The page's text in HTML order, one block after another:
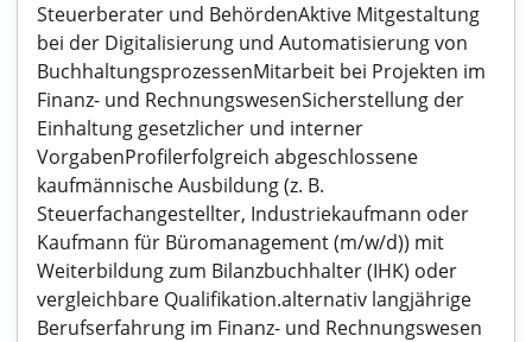
Steuerberater und BehördenAktive Mitgestaltung
bei der Digitalisierung und Automatisierung von
BuchhaltungsprozessenMitarbeit bei Projekten im
Finanz- und RechnungswesenSicherstellung der
Einhaltung gesetzlicher und interner
VorgabenProfilerfolgreich abgeschlossene
kaufmännische Ausbildung (z. B.
Steuerfachangestellter, Industriekaufmann oder
Kaufmann für Büromanagement (m/w/d)) mit
Weiterbildung zum Bilanzbuchhalter (IHK) oder
vergleichbare Qualifikation.alternativ langjährige
Berufserfahrung im Finanz- und Rechnungswesen